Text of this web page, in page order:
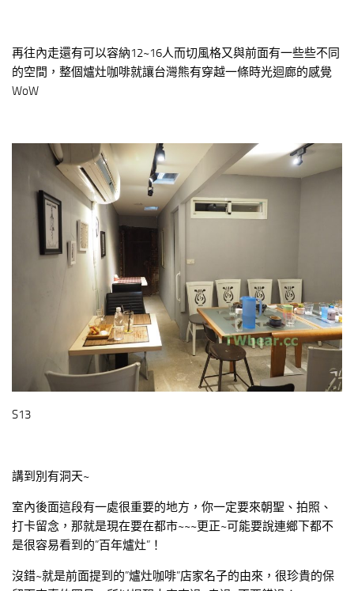
再往內走還有可以容納12~16人而切風格又與前面有一些些不同
的空間，整個爐灶咖啡就讓台灣熊有穿越一條時光迴廊的感覺
WoW
S13
講到別有洞天~
室內後面這段有一處很重要的地方，你一定要來朝聖、拍照、
打卡留念，那就是現在要在都市~~~更正~可能要說連鄉下都不
是很容易看到的”百年爐灶”！
沒錯~就是前面提到的”爐灶咖啡”店家名子的由來，很珍貴的保